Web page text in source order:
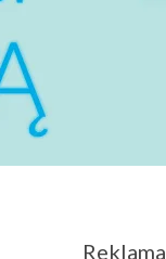
Reklama